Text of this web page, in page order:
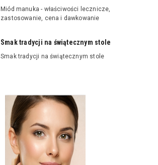
Miód manuka - właściwości lecznicze,
zastosowanie, cena i dawkowanie
Smak tradycji na świątecznym stole
Smak tradycji na świątecznym stole